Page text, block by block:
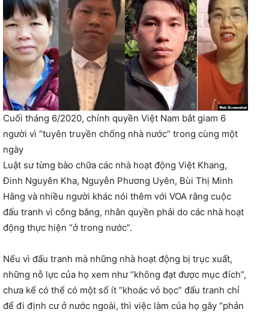
Cuối tháng 6/2020, chính quyền Việt Nam bắt giam 6
người vì “tuyên truyền chống nhà nước” trong cùng một
ngày
Luật sư từng bào chữa các nhà hoạt động Việt Khang,
Đinh Nguyên Kha, Nguyễn Phương Uyên, Bùi Thị Minh
Hằng và nhiều người khác nói thêm với VOA rằng cuộc
đấu tranh vì công bằng, nhân quyền phải do các nhà hoạt
động thực hiện “ở trong nước”.
Nếu vì đấu tranh mà những nhà hoạt động bị trục xuất,
những nỗ lực của họ xem như “không đạt được mục đích”,
chưa kể có thể có một số ít “khoác vỏ bọc” đấu tranh chỉ
để đi định cư ở nước ngoài, thì việc làm của họ gây “phản